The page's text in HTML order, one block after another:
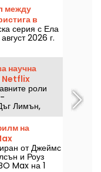
между
в
серия с Ела
2026 г.
научна
Netflix
роли
Лимън,
6 август
на
от Джеймс
и Роуз
Max на 1